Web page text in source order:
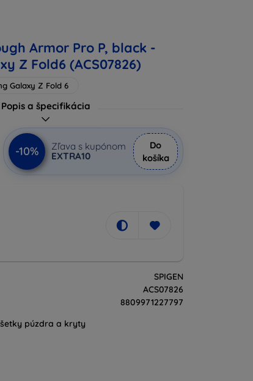
Armor Pro P, black -
Z Fold6 (ACS07826)
Galaxy Z Fold 6
Popis a špecifikácia
-10%
Zľava s kupónom
EXTRA10
Do
košíka
SPIGEN
ACS07826
8809971227797
púzdra a kryty